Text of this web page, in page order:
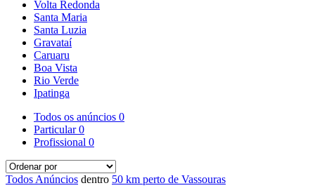
Volta Redonda
Santa Maria
Santa Luzia
Gravataí
Caruaru
Boa Vista
Rio Verde
Ipatinga
Todos os anúncios 0
Particular0
Profissional 0
Todos Anúncios dentro 50 km perto de Vassouras